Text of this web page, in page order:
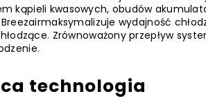
kąpieli kwasowych, obudów
wydajność
Zrównoważony przepływ
technologia